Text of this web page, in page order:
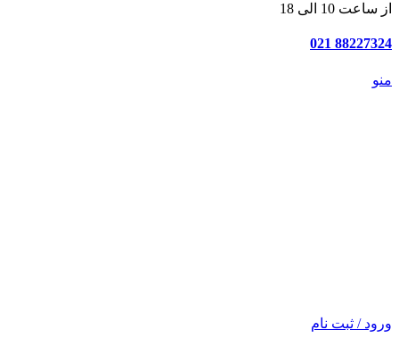
از ساعت 10 الی 18
88227324 021
منو
ورود / ثبت نام